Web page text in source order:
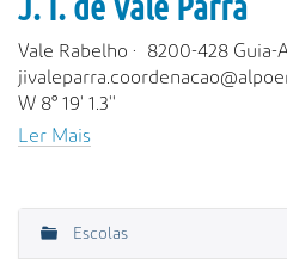
Vale Rabelho · 8200-428 Guia-
W 8° 19' 1.3''
Ler Mais
N
Escolas